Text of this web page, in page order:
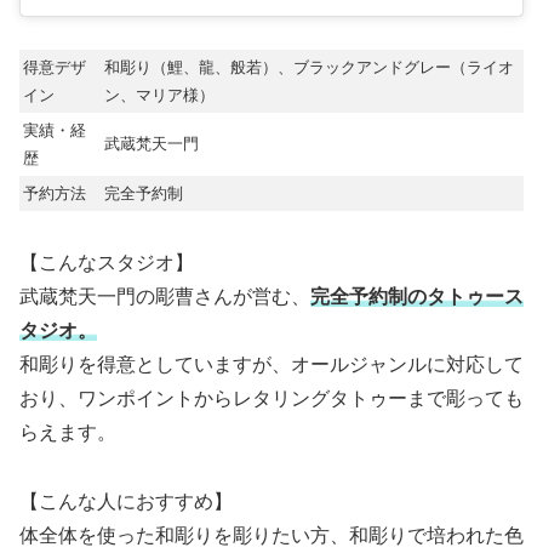
得意デザ
イン
和彫り（鯉、龍、般若）、ブラックアンドグレー（ライオ
ン、マリア様）
実績・経
歴
武蔵梵天一門
予約方法 完全予約制
【こんなスタジオ】
武蔵梵天一門の彫曹さんが営む、 完全予約制のタトゥース
タジオ。
和彫りを得意としていますが、オールジャンルに対応して
おり、ワンポイントからレタリングタトゥーまで彫っても
らえます。
【こんな人におすすめ】
体全体を使った和彫りを彫りたい方、和彫りで培われた色